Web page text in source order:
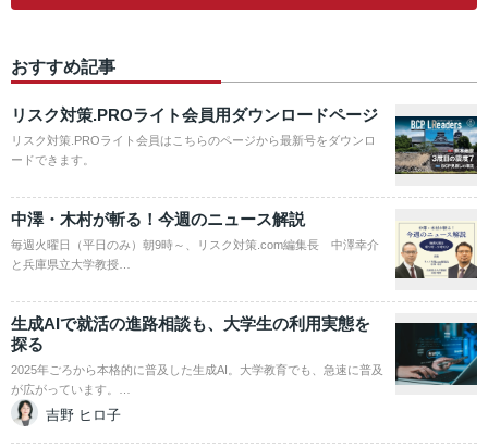
おすすめ記事
リスク対策.PROライト会員用ダウンロードページ
リスク対策.PROライト会員はこちらのページから最新号をダウンロ
ードできます。
中澤・木村が斬る！今週のニュース解説
毎週火曜日（平日のみ）朝9時～、リスク対策.com編集長 中澤幸介
と兵庫県立大学教授…
生成AIで就活の進路相談も、大学生の利用実態を
探る
2025年ごろから本格的に普及した生成AI。大学教育でも、急速に普及
が広がっています。…
吉野 ヒロ子